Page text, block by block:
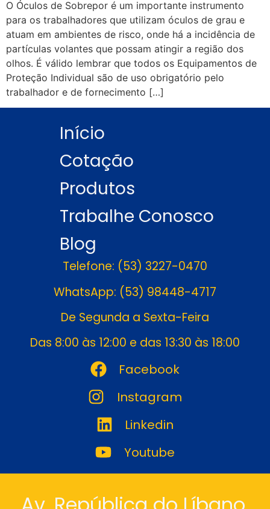
O Óculos de Sobrepor é um importante instrumento
para os trabalhadores que utilizam óculos de grau e
atuam em ambientes de risco, onde há a incidência de
partículas volantes que possam atingir a região dos
olhos. É válido lembrar que todos os Equipamentos de
Proteção Individual são de uso obrigatório pelo
trabalhador e de fornecimento […]
Início
Cotação
Produtos
Trabalhe Conosco
Blog
Telefone: (53) 3227-0470
WhatsApp: (53) 98448-4717
De Segunda a Sexta-Feira
Das 8:00 às 12:00 e das 13:30 às 18:00
Facebook
Instagram
Linkedin
Youtube